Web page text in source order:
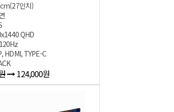
인치)
QHD
HDMI, TYPE-C
124,000원